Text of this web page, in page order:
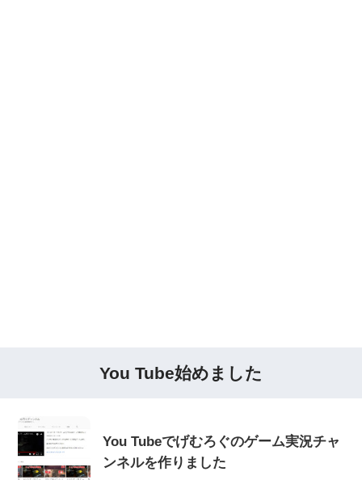
You Tube始めました
You Tubeでげむろぐのゲーム実況チャ
ンネルを作りました